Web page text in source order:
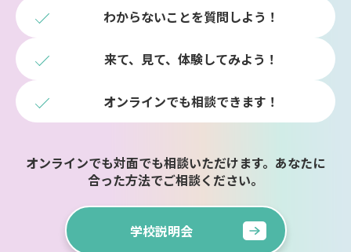
わからないことを質問しよう！
来て、見て、体験してみよう！
オンラインでも相談できます！
オンラインでも対面でも相談いただけます。あなたに
合った方法でご相談ください。
学校説明会